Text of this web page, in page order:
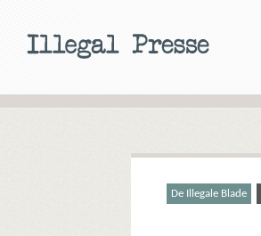
De Illegale Blade